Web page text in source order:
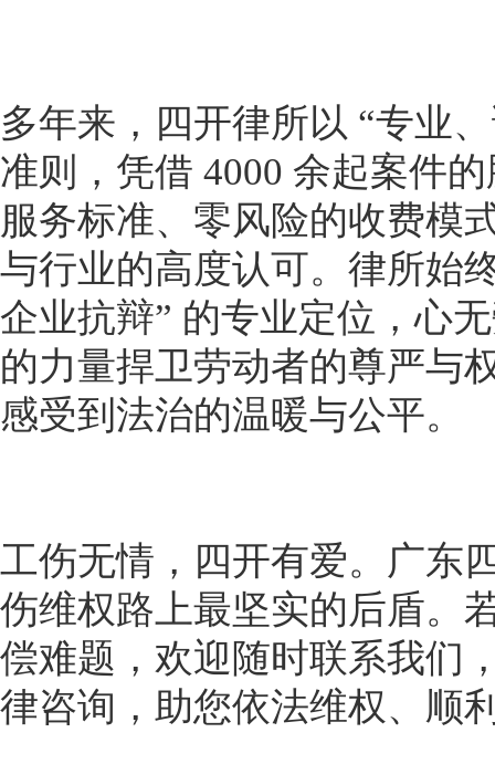
多年来，四开律所以 “专业
准则，凭借 4000 余起案件
服务标准、零风险的收费模
与行业的高度认可。律所始
企业抗辩” 的专业定位，心
的力量捍卫劳动者的尊严与
感受到法治的温暖与公平。
工伤无情，四开有爱。广东
伤维权路上最坚实的后盾。
偿难题，欢迎随时联系我们
律咨询，助您依法维权、顺